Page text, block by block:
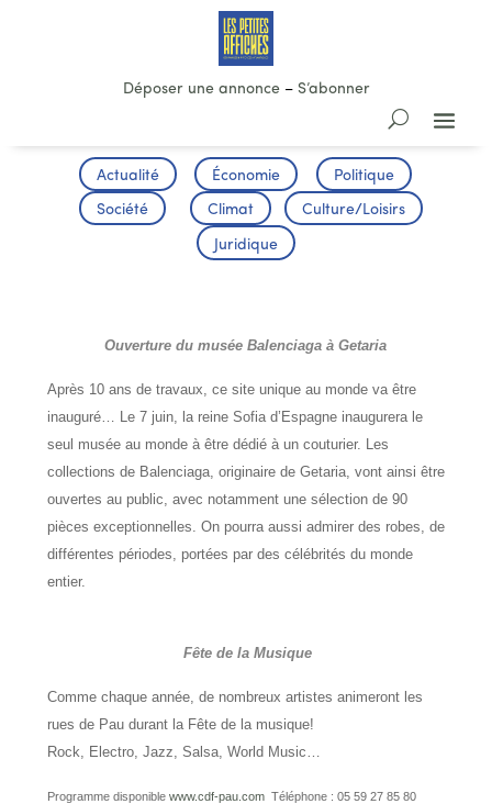
Déposer une annonce– S’abonner
Actualité Économie Politique
Société Climat Culture/Loisirs
Juridique
Ouverture du musée Balenciaga à Getaria
Après 10 ans de travaux, ce site unique au monde va être
inauguré… Le 7 juin, la reine Sofia d’Espagne inaugurera le
seul musée au monde à être dédié à un couturier. Les
collections de Balenciaga, originaire de Getaria, vont ainsi être
ouvertes au public, avec notamment une sélection de 90
pièces exceptionnelles. On pourra aussi admirer des robes, de
différentes périodes, portées par des célébrités du monde
entier.
Fête de la Musique
Comme chaque année, de nombreux artistes animeront les
rues de Pau durant la Fête de la musique!
Rock, Electro, Jazz, Salsa, World Music…
Programme disponible www.cdf-pau.comTéléphone : 05 59 27 85 80